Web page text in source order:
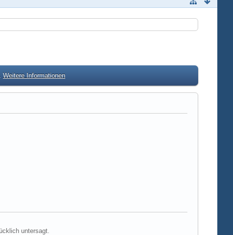
Weitere Informationen
untersagt.